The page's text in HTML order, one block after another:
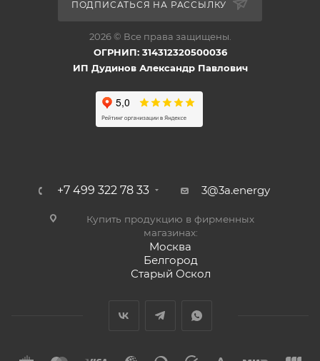
ПОДПИСАТЬСЯ НА РАССЫЛКУ
2026 © Все права защищены.
ОГРНИП: 314312320500036
ИП Дудинов Александр Павлович
+7 499 322 78 33 3@3a.energy
Купить продукцию в фирменных
магазинах:
Москва
Белгород
Старый Оскол